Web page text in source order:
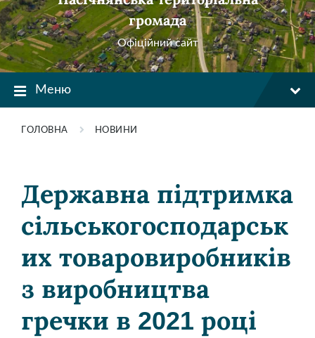
громада
Офіційний сайт
Меню
ГОЛОВНА НОВИНИ
Державна підтримка
сільськогосподарськ
их товаровиробників
з виробництва
гречки в 2021 році